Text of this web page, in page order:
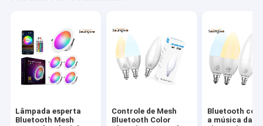
Lâmpada esperta
Bluetooth Mesh
Controle de Mesh
Bluetooth Color
Bluetooth
a música da